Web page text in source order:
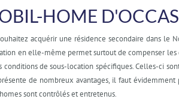
HOME
acquérir une résidence secondaire dans
en elle-même permet surtout de compenser
conditions de sous-location spécifiques. Celles-ci
de nombreux avantages, il faut évidemment
sont contrôlés et entretenus.